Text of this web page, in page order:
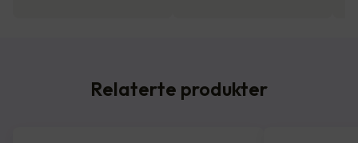
Relaterte produkter